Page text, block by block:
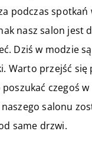
podczas spotkań
nasz salon jest
Dziś w modzie
Warto przejść się
czegoś
salonu
same drzwi.